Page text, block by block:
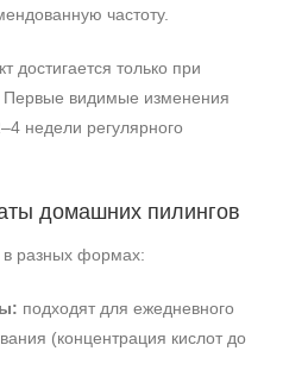
частоту.
достигается только при
Первые видимые изменения
недели регулярного
домашних пилингов
в разных формах:
подходят для ежедневного
(концентрация кислот до